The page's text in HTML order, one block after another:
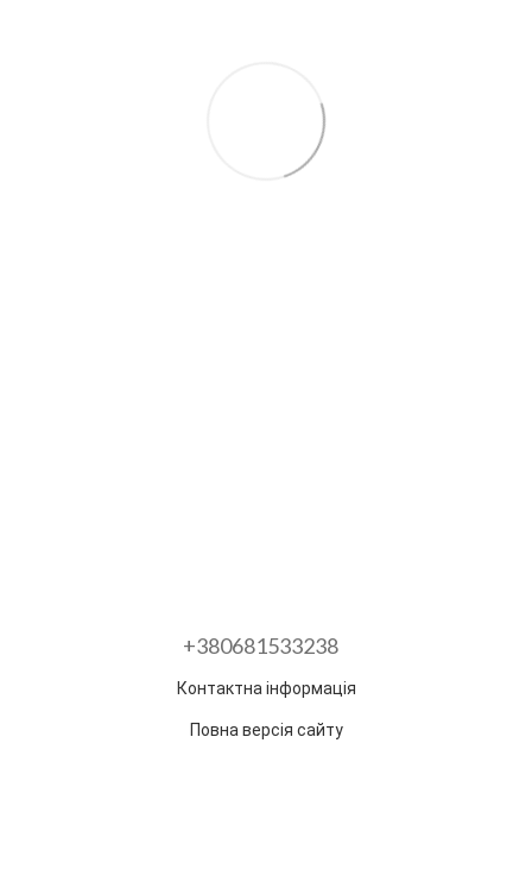
+380681533238
Контактна інформація
Повна версія сайту